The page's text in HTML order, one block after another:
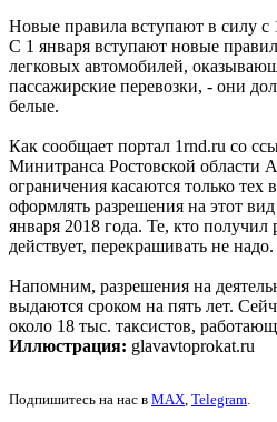
Новые правила вступают в силу с
С 1 января вступают новые
легковых автомобилей,
пассажирские перевозки, - они
белые.
Как сообщает портал 1rnd.ru со
Минитранса Ростовской области
ограничения касаются только тех
оформлять разрешения на этот вид
января 2018 года. Те, кто
действует, перекрашивать не надо.
Напомним, разрешения на
выдаются сроком на пять лет.
около 18 тыс. таксистов,
Иллюстрация: glavavtoprokat.ru
Подпишитесь на нас в MAX, Telegram.